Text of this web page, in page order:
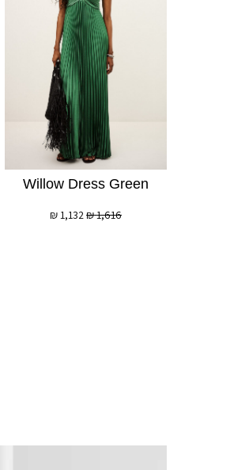
Willow Dress Green
1,616
₪
1,132
₪